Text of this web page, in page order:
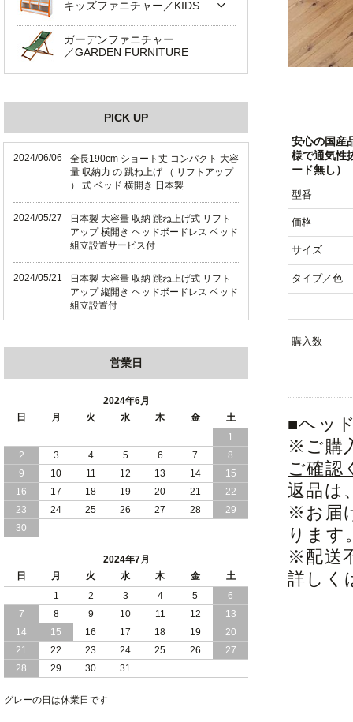
安心の国産
様で通気性
ード無し）
型番
価格
サイズ
タイプ／色
購入数
■ヘッ
※ご購
ご確認
返品は
※お届
ります
※配送
詳しく
キッズファニチャー／KIDS
ガーデンファニチャー
／GARDEN FURNITURE
PICK UP
2024/06/06
全長190cm ショート丈 コンパクト 大容
量 収納力 の 跳ね上げ （ リフトアップ
） 式 ベッド 横開き 日本製
2024/05/27
日本製 大容量 収納 跳ね上げ式 リフト
アップ 横開き ヘッドボードレス ベッド
組立設置サービス付
2024/05/21
日本製 大容量 収納 跳ね上げ式 リフト
アップ 縦開き ヘッドボードレス ベッド
組立設置付
ド 組立設置 付き
日本製 収納 跳ね上げ式 リフトアップ
ベッド 縦開き ヘッドボード 組立設置サ
ービス付き
2024/04/23
すのこ の 床板 簡単 軽い コンパクトな
大容量 収納 跳ね上げ式 ベッド
2024/03/28
おすすめ クイーン キング ワイドキング
サイズ で 通気性ある すのこ仕様 大容
畳 仕様 で 敷き布団 が使える 引き出し
収納 付き 大容量 チェスト ベッド 日本
製 ヘッドボードなし
2024/02/23
畳 の 床面 で 敷き布団 で 寝られる 引き
出し 収納庫 付 大容量 チェスト ベッド
日本製
し 収納庫 付き チェスト ベッド 日本製
営業日
2024年6月
日
月 火 水 木 金
土
1
2
3 4 5 6 7
8
9
10 11 12 13 14
15
16
17 18 19 20 21
22
23
24 25 26 27 28
29
30
2024年7月
日
月 火 水 木 金
土
1
2 3 4 5
6
7
8 9 10 11 12
13
14
15 16 17 18 19
20
21
22 23 24 25 26
27
28
29 30 31
グレーの日は休業日です